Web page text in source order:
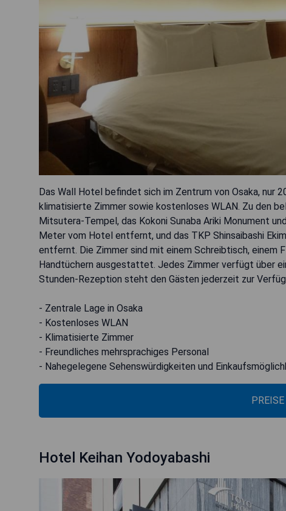
Das Wall Hotel befindet sich im Zentrum von Osaka,
klimatisierte Zimmer sowie kostenloses WLAN. Zu den
Mitsutera-Tempel, das Kokoni Sunaba Ariki Monument
Meter vom Hotel entfernt, und das TKP Shinsaibashi
entfernt. Die Zimmer sind mit einem Schreibtisch, einem
Handtüchern ausgestattet. Jedes Zimmer verfügt über
Stunden-Rezeption steht den Gästen jederzeit zur
- Zentrale Lage in Osaka
- Kostenloses WLAN
- Klimatisierte Zimmer
- Freundliches mehrsprachiges Personal
- Nahegelegene Sehenswürdigkeiten und
Hotel Keihan Yodoyabashi